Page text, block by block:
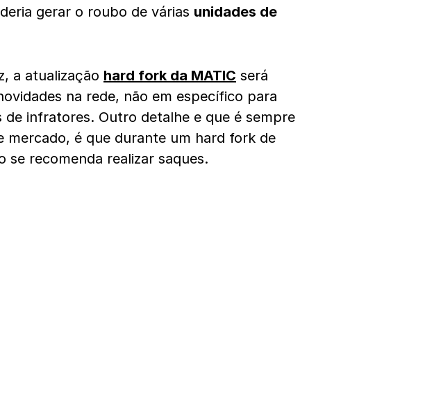
gerar o roubo de várias unidades de
a atualização hard fork da MATIC será
na rede, não em específico para
infratores. Outro detalhe e que é sempre
mercado, é que durante um hard fork de
se recomenda realizar saques.